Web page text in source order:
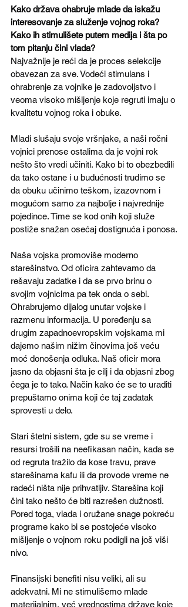
Kako država ohabruje mlade da iskažu
interesovanje za služenje vojnog roka?
Kako ih stimulišete putem medija i šta po
tom pitanju čini vlada?
Najvažnije je reći da je proces selekcije
obavezan za sve. Vodeći stimulans i
ohrabrenje za vojnike je zadovoljstvo i
veoma visoko mišljenje koje regruti imaju o
kvalitetu vojnog roka i obuke.
Mladi slušaju svoje vršnjake, a naši ročni
vojnici prenose ostalima da je vojni rok
nešto što vredi učiniti. Kako bi to obezbedili
da tako ostane i u budućnosti trudimo se
da obuku učinimo teškom, izazovnom i
mogućom samo za najbolje i najvrednije
pojedince. Time se kod onih koji služe
postiže snažan osećaj dostignuća i ponosa.
Naša vojska promoviše moderno
starešinstvo. Od oficira zahtevamo da
rešavaju zadatke i da se prvo brinu o
svojim vojnicima pa tek onda o sebi.
Ohrabrujemo dijalog unutar vojske i
razmenu informacija. U poređenju sa
drugim zapadnoevropskim vojskama mi
dajemo našim nižim činovima još veću
moć donošenja odluka. Naš oficir mora
jasno da objasni šta je cilj i da objasni zbog
čega je to tako. Način kako će se to uraditi
prepuštamo onima koji će taj zadatak
sprovesti u delo.
Stari štetni sistem, gde su se vreme i
resursi trošili na neefikasan način, kada se
od regruta tražilo da kose travu, prave
starešinama kafu ili da provode vreme ne
radeći ništa nije prihvatljiv. Starešina koji
čini tako nešto će biti razrešen dužnosti.
Pored toga, vlada i oružane snage pokreću
programe kako bi se postojeće visoko
mišljenje o vojnom roku podigli na još viši
nivo.
Finansijski benefiti nisu veliki, ali su
adekvatni. Mi ne stimulišemo mlade
materijalnim, već vrednostima države koje